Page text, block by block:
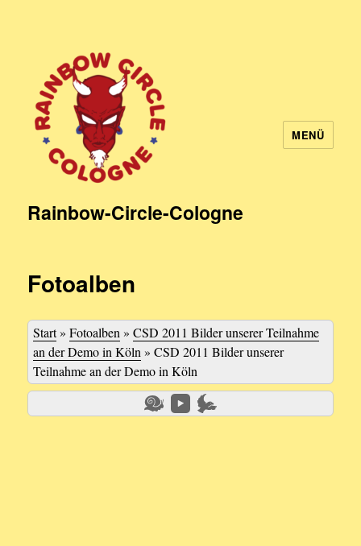
Rainbow-Circle-Cologne
MENÜ
Fotoalben
Start»Fotoalben »CSD 2011 Bilder unserer Teilnahme
an der Demo in Köln »CSD 2011 Bilder unserer
Teilnahme an der Demo in Köln